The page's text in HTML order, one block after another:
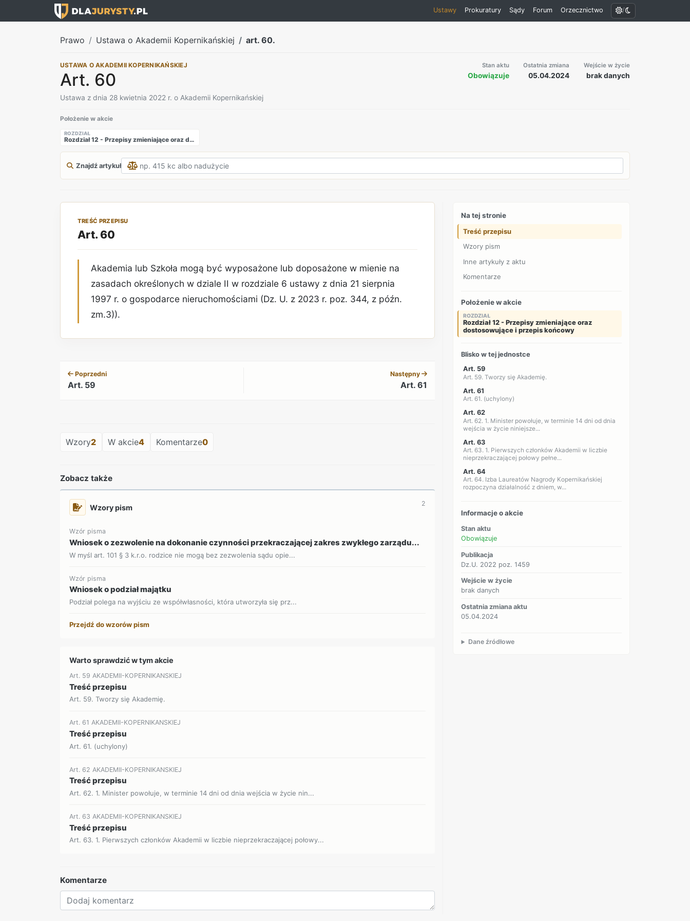
Ustawy Prokuratury Sądy Forum Orzecznictwo /
Prawo Ustawa o Akademii Kopernikańskiej art. 60.
USTAWA O AKADEMII KOPERNIKAŃSKIEJ
Art. 60
Ustawa z dnia 28 kwietnia 2022 r. o Akademii Kopernikańskiej
Stan aktu
Obowiązuje
Ostatnia zmiana
05.04.2024
Wejście w życie
brak danych
Położenie w akcie
ROZDZIAŁ
Rozdział 12 - Przepisy zmieniające oraz dostosowujące i przepis końcowy
Znajdź artykuł
TREŚĆ PRZEPISU
Art. 60
Akademia lub Szkoła mogą być wyposażone lub doposażone w mienie na
zasadach określonych w dziale II w rozdziale 6 ustawy z dnia 21 sierpnia
1997 r. o gospodarce nieruchomościami (Dz. U. z 2023 r. poz. 344, z późn.
zm.3)).
Poprzedni
Art. 59
Następny
Art. 61
Wzory2 W akcie4 Komentarze0
Zobacz także
Wzory pism 2
Wzór pisma
Wniosek o zezwolenie na dokonanie czynności przekraczającej zakres zwykłego zarządu...
W myśl art. 101 § 3 k.r.o. rodzice nie mogą bez zezwolenia sądu opie...
Wzór pisma
Wniosek o podział majątku
Podział polega na wyjściu ze współwłasności, która utworzyła się prz...
Przejdź do wzorów pism
Warto sprawdzić w tym akcie
Art. 59 AKADEMII-KOPERNIKANSKIEJ
Treść przepisu
Art. 59. Tworzy się Akademię.
Art. 61 AKADEMII-KOPERNIKANSKIEJ
Treść przepisu
Art. 61. (uchylony)
Art. 62 AKADEMII-KOPERNIKANSKIEJ
Treść przepisu
Art. 62. 1. Minister powołuje, w terminie 14 dni od dnia wejścia w życie nin...
Art. 63 AKADEMII-KOPERNIKANSKIEJ
Treść przepisu
Art. 63. 1. Pierwszych członków Akademii w liczbie nieprzekraczającej połowy...
Komentarze
Na tej stronie
Treść przepisu
Wzory pism
Inne artykuły z aktu
Komentarze
Położenie w akcie
ROZDZIAŁ
Rozdział 12 - Przepisy zmieniające oraz
dostosowujące i przepis końcowy
Blisko w tej jednostce
Art. 59
Art. 59. Tworzy się Akademię.
Art. 61
Art. 61. (uchylony)
Art. 62
Art. 62. 1. Minister powołuje, w terminie 14 dni od dnia
wejścia w życie niniejsze...
Art. 63
Art. 63. 1. Pierwszych członków Akademii w liczbie
nieprzekraczającej połowy pełne...
Art. 64
Art. 64. Izba Laureatów Nagrody Kopernikańskiej
rozpoczyna działalność z dniem, w...
Informacje o akcie
Stan aktu
Obowiązuje
Publikacja
Dz.U. 2022 poz. 1459
Wejście w życie
brak danych
Ostatnia zmiana aktu
05.04.2024
Dane źródłowe